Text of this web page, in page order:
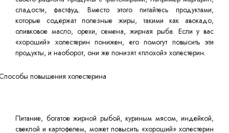
сладости, фастфуд. Вместо этого питайтесь продуктами,
которые содержат полезные жиры, такими как авокадо,
оливковое масло, орехи, семена, жирная рыба. Если у вас
«хороший» холестерин понижен, его помогут повысить эти
продукты, и наоборот, они же понизят «плохой» холестерин.
Питание, богатое жирной рыбой, куриным мясом, индейкой,
свеклой и картофелем, может повысить «хороший» холестерин